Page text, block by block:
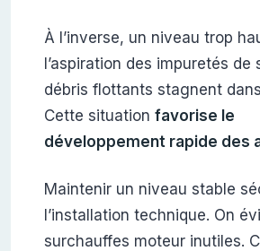
À l’inverse, un niveau trop
l’aspiration des impuretés de
débris flottants stagnent
Cette situation favorise le
développement rapide des
Maintenir un niveau stable
l’installation technique. On
surchauffes moteur inutiles.